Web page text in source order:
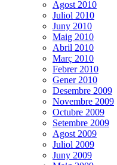
Agost 2010
Juliol 2010
Juny 2010
Maig 2010
Abril 2010
Març 2010
Febrer 2010
Gener 2010
Desembre 2009
Novembre 2009
Octubre 2009
Setembre 2009
Agost 2009
Juliol 2009
Juny 2009